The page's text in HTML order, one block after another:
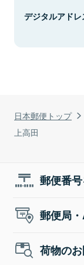
日本郵便トップ
上高田
デジタルアドレ
郵便番
郵便局
荷物の